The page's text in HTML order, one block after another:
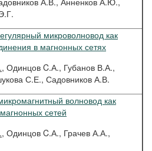
микроволновод как
в магнонных сетях
, Одинцов C.А., Губанов В.А.,
С.Е., Садовников А.В.
волновод как
сетей
, Одинцов C.А., Грачев А.А.,